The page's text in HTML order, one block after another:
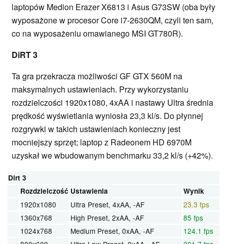
laptopów Medion Erazer X6813 i Asus G73SW (oba były
wyposażone w procesor Core i7-2630QM, czyli ten sam,
co na wyposażeniu omawianego MSI GT780R).
DiRT 3
Ta gra przekracza możliwości GF GTX 560M na
maksymalnych ustawieniach. Przy wykorzystaniu
rozdzielczości 1920x1080, 4xAA i nastawy Ultra średnia
prędkość wyświetlania wyniosła 23,3 kl/s. Do płynnej
rozgrywki w takich ustawieniach konieczny jest
mocniejszy sprzęt; laptop z Radeonem HD 6970M
uzyskał we wbudowanym benchmarku 33,2 kl/s (+42%).
Dirt 3
Rozdzielczość Ustawienia Wynik
1920x1080 Ultra Preset, 4xAA, -AF
23.3 fps
1360x768
High Preset, 2xAA, -AF
85 fps
1024x768
Medium Preset, 0xAA, -AF
124.1 fps